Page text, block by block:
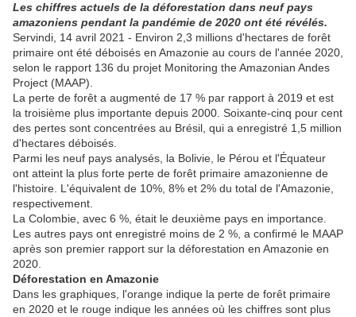
Les chiffres actuels de la déforestation dans neuf pays
amazoniens pendant la pandémie de 2020 ont été révélés.
Servindi, 14 avril 2021 - Environ 2,3 millions d'hectares de forêt
primaire ont été déboisés en Amazonie au cours de l'année 2020,
selon le rapport 136 du projet Monitoring the Amazonian Andes
Project (MAAP).
La perte de forêt a augmenté de 17 % par rapport à 2019 et est
la troisième plus importante depuis 2000. Soixante-cinq pour cent
des pertes sont concentrées au Brésil, qui a enregistré 1,5 million
d'hectares déboisés.
Parmi les neuf pays analysés, la Bolivie, le Pérou et l'Équateur
ont atteint la plus forte perte de forêt primaire amazonienne de
l'histoire. L'équivalent de 10%, 8% et 2% du total de l'Amazonie,
respectivement.
La Colombie, avec 6 %, était le deuxième pays en importance.
Les autres pays ont enregistré moins de 2 %, a confirmé le MAAP
après son premier rapport sur la déforestation en Amazonie en
2020.
Déforestation en Amazonie
Dans les graphiques, l'orange indique la perte de forêt primaire
en 2020 et le rouge indique les années où les chiffres sont plus